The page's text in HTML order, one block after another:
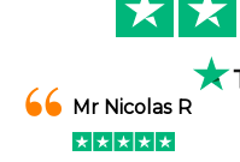
Mr Nicolas R